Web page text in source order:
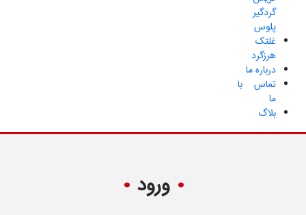
گردگیر
پلوس
غلتک
هرزگرد
درباره ما
تماس با
ما
بلاگ
ورود